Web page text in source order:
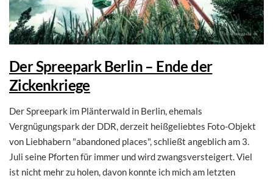
Der Spreepark Berlin – Ende der
Zickenkriege
Der Spreepark im Plänterwald in Berlin, ehemals
Vergnügungspark der DDR, derzeit heißgeliebtes Foto-Objekt
von Liebhabern "abandoned places", schließt angeblich am 3.
Juli seine Pforten für immer und wird zwangsversteigert. Viel
ist nicht mehr zu holen, davon konnte ich mich am letzten